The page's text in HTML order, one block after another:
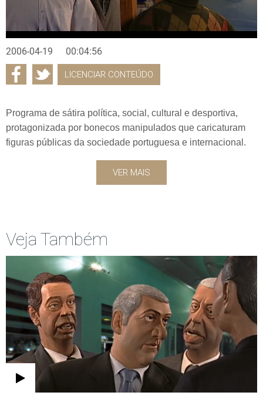
2006-04-19 00:04:56
LICENCIAR CONTEÚDO
Programa de sátira política, social, cultural e desportiva,
protagonizada por bonecos manipulados que caricaturam
figuras públicas da sociedade portuguesa e internacional.
VER MAIS
Veja Também